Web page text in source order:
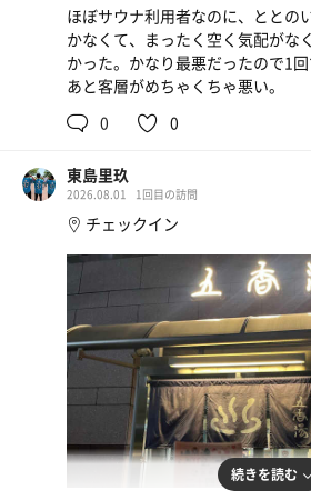
美味し🤩
すっぱい三ツ矢サイ
給水器
ほぼサウナ利用者なのに、ととの
かなくて、まったく空く気配がな
かった。かなり最悪だったので1回
あと客層がめちゃくちゃ悪い。
0
0
東島里玖
2026.08.01 1回目の訪問
チェックイン
続きを読む